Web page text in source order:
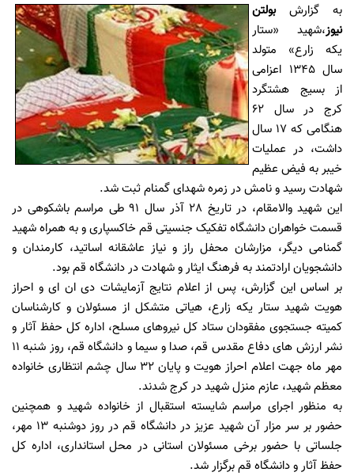
به گزارشبولتن
نیوز،شهید «ستار
یکه زارع» متولد
سال 1345 اعزامی
از بسیج هشتگرد
کرج در سال 62
هنگامی که 17 سال
داشت، در عملیات
خیبر به فیض عظیم
شهادت رسید و نامش در زمره شهدای گمنام ثبت شد.
این شهید والامقام، در تاریخ 28 آذر سال 91 طی مراسم باشکوهی در
قسمت خواهران دانشگاه تفکیک جنسیتی قم خاکسپاری و به همراه شهید
گمنامی دیگر، مزارشان محفل راز و نیاز عاشقانه اساتید، کارمندان و
دانشجویان ارادتمند به فرهنگ ایثار و شهادت در دانشگاه قم بود.
بر اساس این گزارش، پس از اعلام نتایج آزمایشات دی ان ای و احراز
هویت شهید ستار یکه زارع، هیاتی متشکل از مسئولان و کارشناسان
کمیته جستجوی مفقودان ستاد کل نیروهای مسلح، اداره کل حفظ آثار و
نشر ارزش های دفاع مقدس قم، صدا و سیما و دانشگاه قم، روز شنبه 11
مهر ماه جهت اعلام احراز هویت و پایان 32 سال چشم انتظاری خانواده
معظم شهید، عازم منزل شهید در کرج شدند.
به منظور اجرای مراسم شایسته استقبال از خانواده شهید و همچنین
حضور بر سر مزار آن شهید عزیز در دانشگاه قم در روز دوشنبه 13 مهر،
جلساتی با حضور برخی مسئولان استانی در محل استانداری، اداره کل
حفظ آثار و دانشگاه قم برگزار شد.